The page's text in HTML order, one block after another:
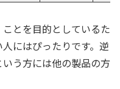
とを目的としているた
にはぴったりです。逆
う方には他の製品の方